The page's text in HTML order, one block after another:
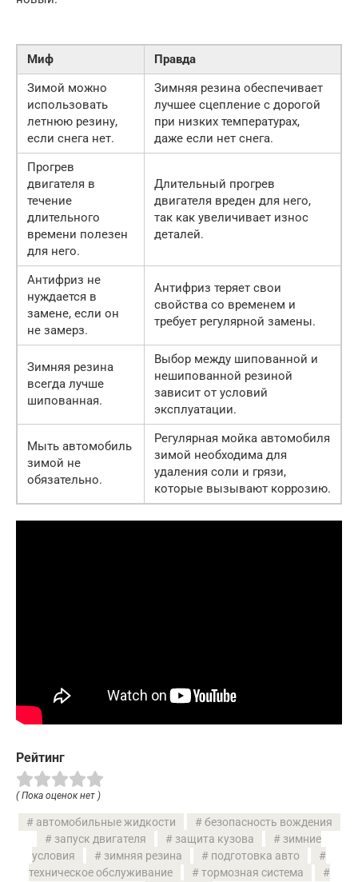
Миф
Правда
Зимой можно
использовать
летнюю резину,
если снега нет.
Зимняя резина обеспечивает
лучшее сцепление с дорогой
при низких температурах,
даже если нет снега.
Прогрев
двигателя в
течение
длительного
времени полезен
для него.
Длительный прогрев
двигателя вреден для него,
так как увеличивает износ
деталей.
Антифриз не
нуждается в
замене, если он
не замерз.
Антифриз теряет свои
свойства со временем и
требует регулярной замены.
Зимняя резина
всегда лучше
шипованная.
Выбор между шипованной и
нешипованной резиной
зависит от условий
эксплуатации.
Мыть автомобиль
зимой не
обязательно.
Регулярная мойка автомобиля
зимой необходима для
удаления соли и грязи,
которые вызывают коррозию.
Рейтинг
( Пока оценок нет )
автомобильные жидкости
безопасность вождения
запуск двигателя
защита кузова
зимние
условия
зимняя резина
подготовка авто
техническое обслуживание
тормозная система